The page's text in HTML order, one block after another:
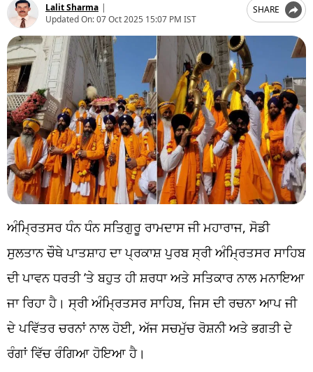
Lalit Sharma |
Updated On:07 Oct 2025 15:07 PM IST
SHARE
ਅੰਮ੍ਰਿਤਸਰ ਧੰਨ ਧੰਨ ਸਤਿਗੁਰੂ ਰਾਮਦਾਸ ਜੀ ਮਹਾਰਾਜ, ਸੋਡੀ
ਸੁਲਤਾਨ ਚੌਥੇ ਪਾਤਸ਼ਾਹ ਦਾ ਪ੍ਰਕਾਸ਼ ਪੁਰਬ ਸ੍ਰੀ ਅੰਮ੍ਰਿਤਸਰ ਸਾਹਿਬ
ਦੀ ਪਾਵਨ ਧਰਤੀ ’ਤੇ ਬਹੁਤ ਹੀ ਸ਼ਰਧਾ ਅਤੇ ਸਤਿਕਾਰ ਨਾਲ ਮਨਾਇਆ
ਜਾ ਰਿਹਾ ਹੈ। ਸ੍ਰੀ ਅੰਮ੍ਰਿਤਸਰ ਸਾਹਿਬ, ਜਿਸ ਦੀ ਰਚਨਾ ਆਪ ਜੀ
ਦੇ ਪਵਿੱਤਰ ਚਰਨਾਂ ਨਾਲ ਹੋਈ, ਅੱਜ ਸਚਮੁੱਚ ਰੋਸ਼ਨੀ ਅਤੇ ਭਗਤੀ ਦੇ
ਰੰਗਾਂ ਵਿੱਚ ਰੰਗਿਆ ਹੋਇਆ ਹੈ।